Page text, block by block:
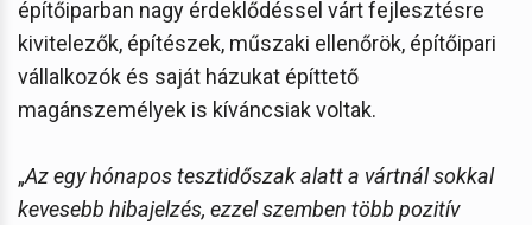
építőiparban nagy érdeklődéssel várt fejlesztésre
kivitelezők, építészek, műszaki ellenőrök, építőipari
vállalkozók és saját házukat építtető
magánszemélyek is kíváncsiak voltak.
„Az egy hónapos tesztidőszak alatt a vártnál sokkal
kevesebb hibajelzés, ezzel szemben több pozitív